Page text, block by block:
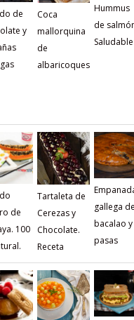
de
y
Coca
mallorquina
de
albaricoques
Hummus
de
Saludable
de
100
Tartaleta de
Cerezas y
Chocolate.
Receta
gallega
bacalao y
pasas